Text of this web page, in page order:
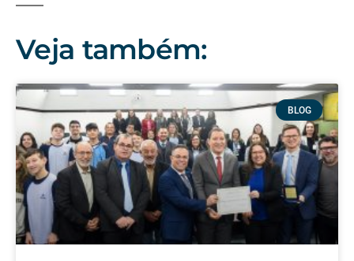
Veja também:
BLOG